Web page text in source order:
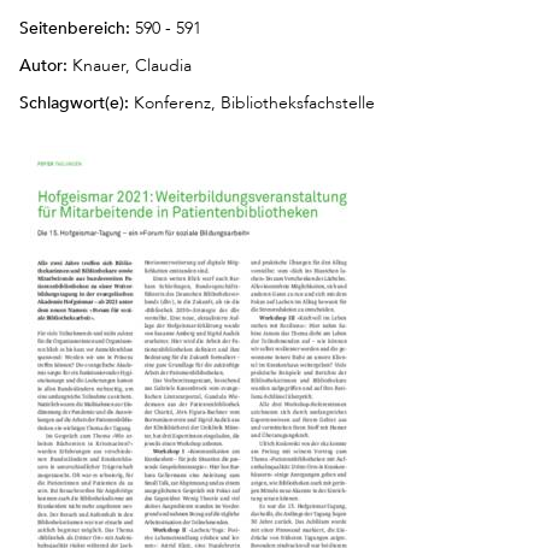
Seitenbereich: 590 - 591
Autor: Knauer, Claudia
Schlagwort(e): Konferenz, Bibliotheksfachstelle